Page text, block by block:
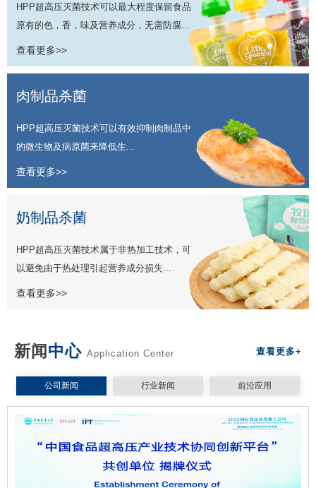
HPP超高压灭菌技术可以最大程度保留食品
原有的色，香，味及营养成分，无需防腐...
查看更多>>
肉制品杀菌
HPP超高压灭菌技术可以有效抑制肉制品中
的微生物及病原菌来降低生...
查看更多>>
奶制品杀菌
HPP超高压灭菌技术属于非热加工技术，可
以避免由于热处理引起营养成分损失...
查看更多>>
新闻中心 Application Center 查看更多+
公司新闻 行业新闻 前沿应用